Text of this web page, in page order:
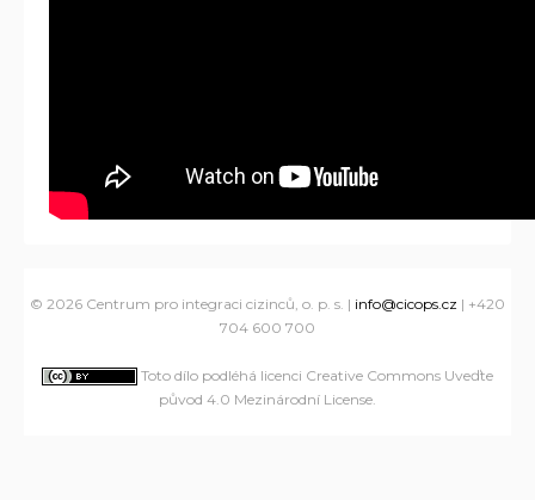
© 2026 Centrum pro integraci cizinců, o. p. s. | info@cicops.cz | +420
704 600 700
Toto dílo podléhá licenci Creative Commons Uveďte
původ 4.0 Mezinárodní License.